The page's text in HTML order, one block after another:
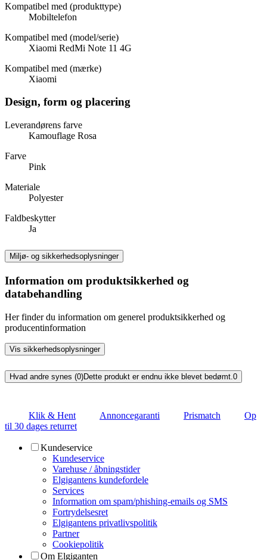
Kompatibel med (produkttype)
Mobiltelefon
Kompatibel med (model/serie)
Xiaomi RedMi Note 11 4G
Kompatibel med (mærke)
Xiaomi
Design, form og placering
Leverandørens farve
Kamouflage Rosa
Farve
Pink
Materiale
Polyester
Faldbeskytter
Ja
Miljø- og sikkerhedsoplysninger
Information om produktsikkerhed og
databehandling
Her finder du information om generel produktsikkerhed og
producentinformation
Vis sikkerhedsoplysninger
Hvad andre synes (0)Dette produkt er endnu ikke blevet bedømt.0
Klik & Hent Annoncegaranti Prismatch
Op
til 30 dages returret
Kundeservice
Kundeservice
Varehuse / åbningstider
Elgigantens kundefordele
Services
Information om spam/phishing-emails og SMS
Fortrydelsesret
Elgigantens privatlivspolitik
Partner
Cookiepolitik
Om Elgiganten